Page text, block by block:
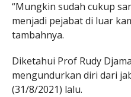
“Mungkin sudah cukup
menjadi pejabat di luar
tambahnya.
Diketahui Prof Rudy
mengundurkan diri dari
(31/8/2021) lalu.